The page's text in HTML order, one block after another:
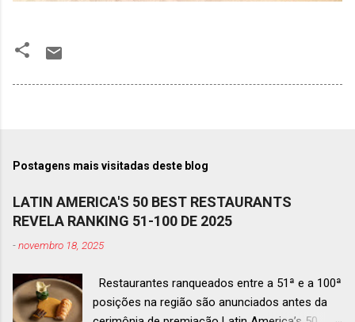
Postagens mais visitadas deste blog
LATIN AMERICA'S 50 BEST RESTAURANTS
REVELA RANKING 51-100 DE 2025
-novembro 18, 2025
Restaurantes ranqueados entre a 51ª e a 100ª
posições na região são anunciados antes da